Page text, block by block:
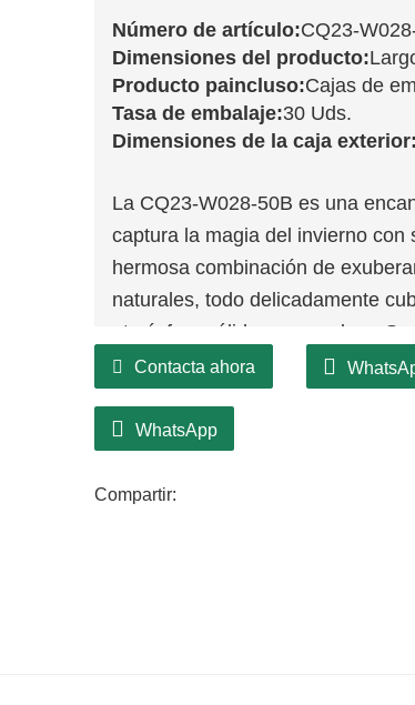
Número de artículo:CQ23-
Dimensiones del producto:
Producto paincluso:Cajas de
Tasa de embalaje:30 Uds.
Dimensiones de la caja exterior:
La CQ23-W028-50B es una
captura la magia del invierno
hermosa combinación de
naturales, todo delicadamente
atmósfera cálida y acogedora.
puertas de entrada, exhibirlo en
Elaborada con materiales de
promueve la sostenibilidad,
Contacta ahora
WhatsApp
Compartir: